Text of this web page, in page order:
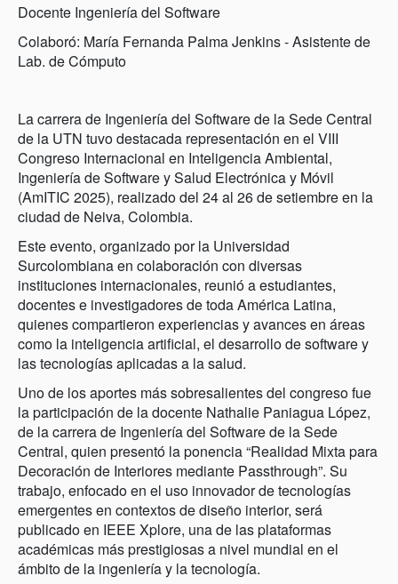
Docente Ingeniería del Software
Colaboró: María Fernanda Palma Jenkins - Asistente de
Lab. de Cómputo
La carrera de Ingeniería del Software de la Sede Central
de la UTN tuvo destacada representación en el VIII
Congreso Internacional en Inteligencia Ambiental,
Ingeniería de Software y Salud Electrónica y Móvil
(AmITIC 2025), realizado del 24 al 26 de setiembre en la
ciudad de Neiva, Colombia.
Este evento, organizado por la Universidad
Surcolombiana en colaboración con diversas
instituciones internacionales, reunió a estudiantes,
docentes e investigadores de toda América Latina,
quienes compartieron experiencias y avances en áreas
como la inteligencia artificial, el desarrollo de software y
las tecnologías aplicadas a la salud.
Uno de los aportes más sobresalientes del congreso fue
la participación de la docente Nathalie Paniagua López,
de la carrera de Ingeniería del Software de la Sede
Central, quien presentó la ponencia “Realidad Mixta para
Decoración de Interiores mediante Passthrough”. Su
trabajo, enfocado en el uso innovador de tecnologías
emergentes en contextos de diseño interior, será
publicado en IEEE Xplore, una de las plataformas
académicas más prestigiosas a nivel mundial en el
ámbito de la ingeniería y la tecnología.